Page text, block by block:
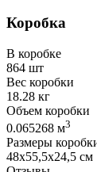
Коробка
В коробке
864 шт
Вес коробки
18.28 кг
Объем коробки
0.065268 м3
Размеры
48х55,5х24,5 см